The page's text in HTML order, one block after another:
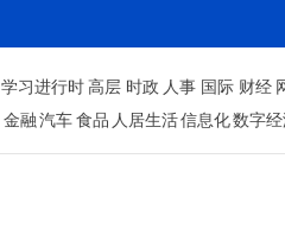
学习进行时高层 时政 人事 国际 财经
金融汽车食品 人居生活信息化数字